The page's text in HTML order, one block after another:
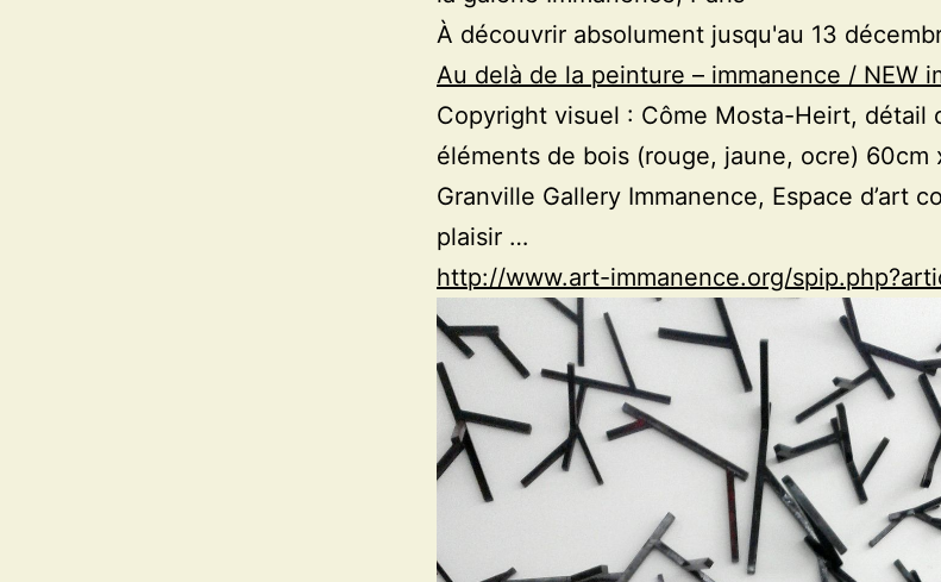
À découvrir absolument jusqu'au 13
Au delà de la peinture – immanence / NEW
Copyright visuel : Côme Mosta-Heirt, détail
éléments de bois (rouge, jaune, ocre)
Granville Gallery Immanence, Espace d’art
plaisir …
http://www.art-immanence.org/